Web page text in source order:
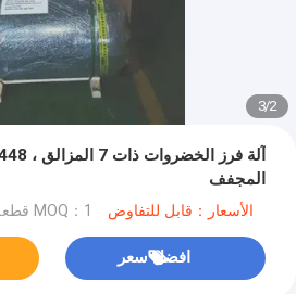
2
/
3
المجفف
الأسعار：قابل للتفاوض MOQ：1 قطعة
افضل سعر